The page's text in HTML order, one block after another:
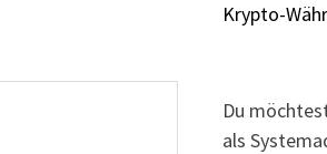
Krypto-
Du
als